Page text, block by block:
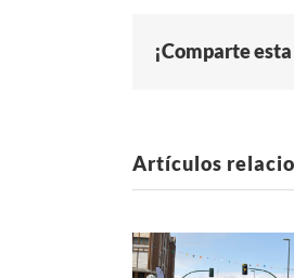
¡Comparte
Artículos